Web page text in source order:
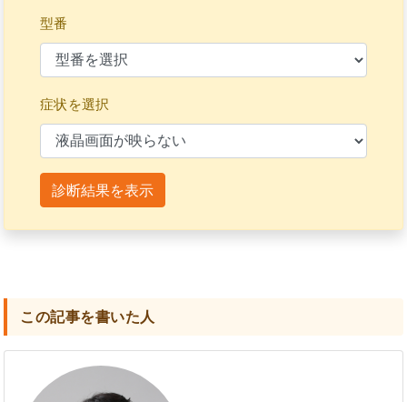
型番
症状を選択
診断結果を表示
この記事を書いた人